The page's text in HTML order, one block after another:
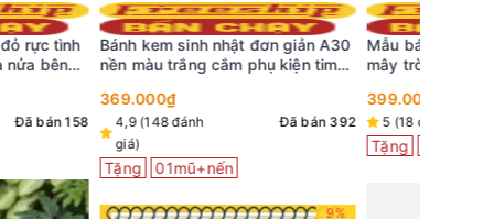
nhật đơn giản A30
phụ kiện tim
Đã bán 392
9%
Mẫu bánh kem đẹp D62 nền xanh
mây trời siêu xinh
399.000₫
5 (18 đánh giá) Đã bán 96